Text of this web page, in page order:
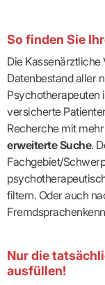
So finden Sie
Die
Datenbestand aller
Psychotherapeuten
versicherte
Recherche mit
erweiterte Suche.
Fachgebiet/
filtern. Oder auch
Nur die
ausfüllen!